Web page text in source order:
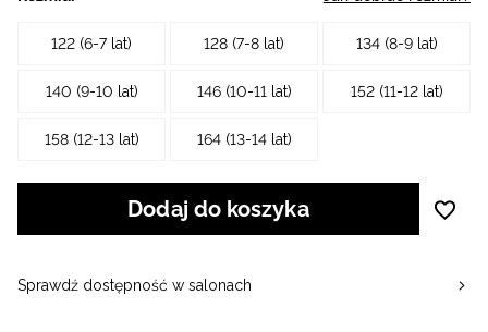
122 (6-7 lat) 128 (7-8 lat) 134 (8-9 lat)
140 (9-10 lat) 146 (10-11 lat) 152 (11-12 lat)
158 (12-13 lat) 164 (13-14 lat)
Dodaj do koszyka
Sprawdź dostępność w salonach